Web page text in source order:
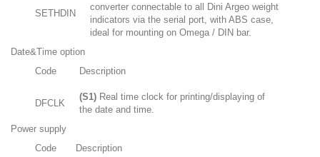
SETHDIN
converter connectable to all Dini Argeo weight
indicators via the serial port, with ABS case,
ideal for mounting on Omega / DIN bar.
Date&Time option
Code
Description
DFCLK
(S1) Real time clock for printing/displaying of
the date and time.
Power supply
Code
Description